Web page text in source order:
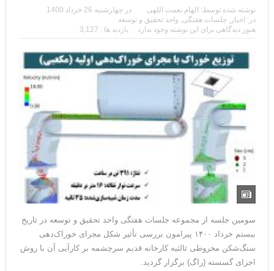
آن با روش اجزای گسسته)
نوشته شده توسط:الهام نعمت اللهی درچهارشنبه 26 خرداد 1400
در:اخبار ,جلسات هفتگی,واحد تحقیق و توسعه
سومین جلسه از مجموعه جلسات هفتگی واحد تحقیق و توسعه در تاریخ
بیستم خرداد ۱۴۰۰ پیرامون بررسی تأثیر شکل مجرای خوراک‌دهی
سنگ‌شکن مخروطی ثالثیه کارخانه قدیم سرچشمه بر کارآیی آن با روش